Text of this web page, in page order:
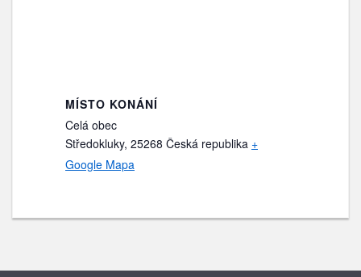
MÍSTO KONÁNÍ
Celá obec
Středokluky, 25268 Česká republika +
Google Mapa